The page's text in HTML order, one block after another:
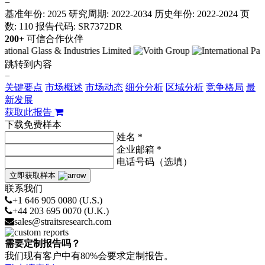
−
基准年份: 2025 研究周期: 2022-2034 历史年份: 2022-2024 页
数: 110 报告代码: SR7372DR
200+ 可信合作伙伴
跳转到内容
−
关键要点 市场概述 市场动态 细分分析 区域分析 竞争格局 最
新发展
获取此报告
下载免费样本
姓名 *
企业邮箱 *
电话号码（选填）
立即获取样本
联系我们
+1 646 905 0080 (U.S.)
+44 203 695 0070 (U.K.)
sales@straitsresearch.com
需要定制报告吗？
我们现有客户中有80%会要求定制报告。